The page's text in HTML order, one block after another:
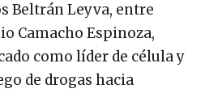
Beltrán Leyva, entre
Camacho Espinoza,
como líder de célula y
de drogas hacia